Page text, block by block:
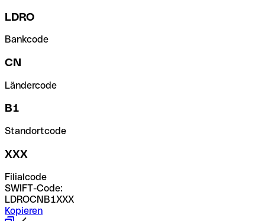
LDRO
Bankcode
CN
Ländercode
B1
Standortcode
XXX
Filialcode
SWIFT-Code:
LDROCNB1XXX
Kopieren